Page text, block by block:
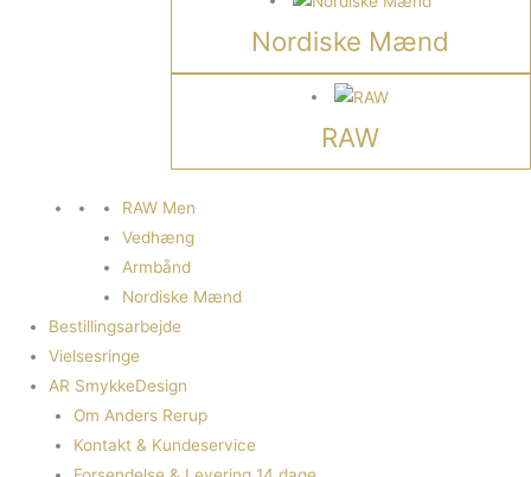
Nordiske Mænd
RAW
RAW Men
Vedhæng
Armbånd
Nordiske Mænd
Bestillingsarbejde
Vielsesringe
AR SmykkeDesign
Om Anders Rerup
Kontakt & Kundeservice